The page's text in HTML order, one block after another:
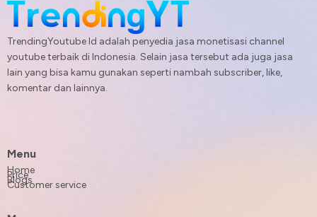
TrendingYoutube Id adalah penyedia jasa monetisasi channel
youtube terbaik di Indonesia. Selain jasa tersebut ada juga jasa
lain yang bisa kamu gunakan seperti nambah subscriber, like,
komentar dan lainnya.
Menu
Home
Price
Blogs
Customer service